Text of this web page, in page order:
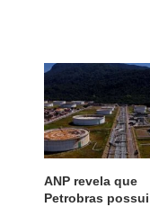
ANP revela que
Petrobras possui